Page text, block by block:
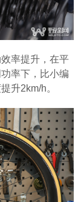
率提升，在平
率下，比小编
升2km/h。